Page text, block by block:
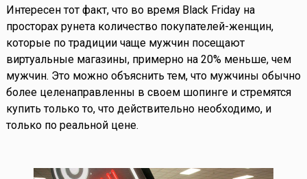
Интересен тот факт, что во время Black Friday на
просторах рунета количество покупателей-женщин,
которые по традиции чаще мужчин посещают
виртуальные магазины, примерно на 20% меньше, чем
мужчин. Это можно объяснить тем, что мужчины обычно
более целенаправленны в своем шопинге и стремятся
купить только то, что действительно необходимо, и
только по реальной цене.